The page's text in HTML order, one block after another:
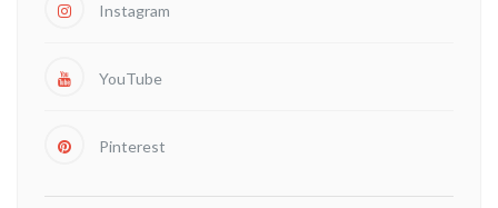
Instagram
YouTube
Pinterest